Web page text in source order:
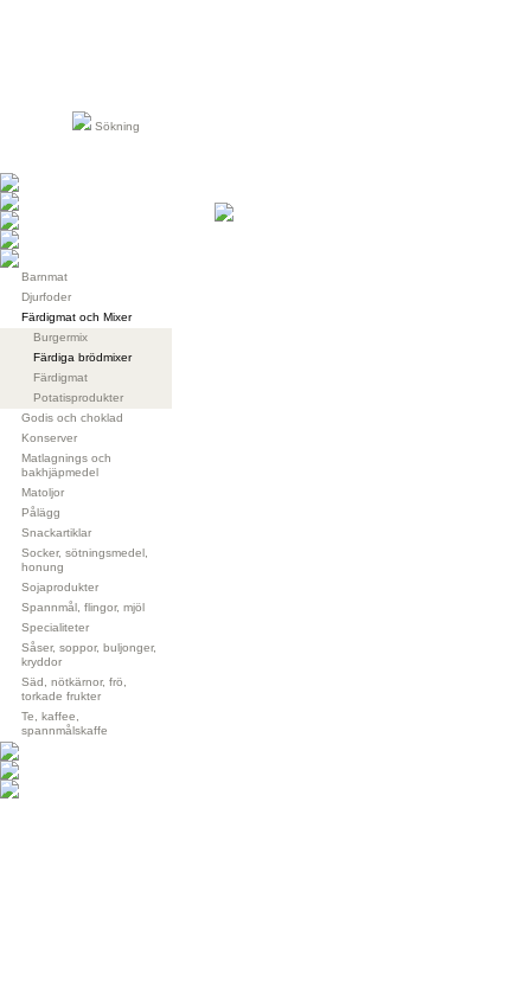
Sökning
Barnmat
Djurfoder
Färdigmat och Mixer
Burgermix
Färdiga brödmixer
Färdigmat
Potatisprodukter
Godis och choklad
Konserver
Matlagnings och
bakhjäpmedel
Matoljor
Pålägg
Snackartiklar
Socker, sötningsmedel,
honung
Sojaprodukter
Spannmål, flingor, mjöl
Specialiteter
Såser, soppor, buljonger,
kryddor
Säd, nötkärnor, frö,
torkade frukter
Te, kaffee,
spannmålskaffe